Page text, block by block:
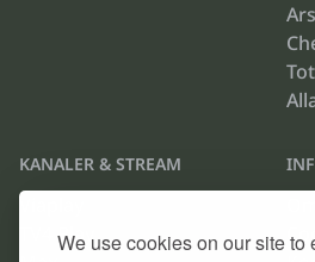
We use cookies on our site to
KANALER & STREAM
TV4 Play